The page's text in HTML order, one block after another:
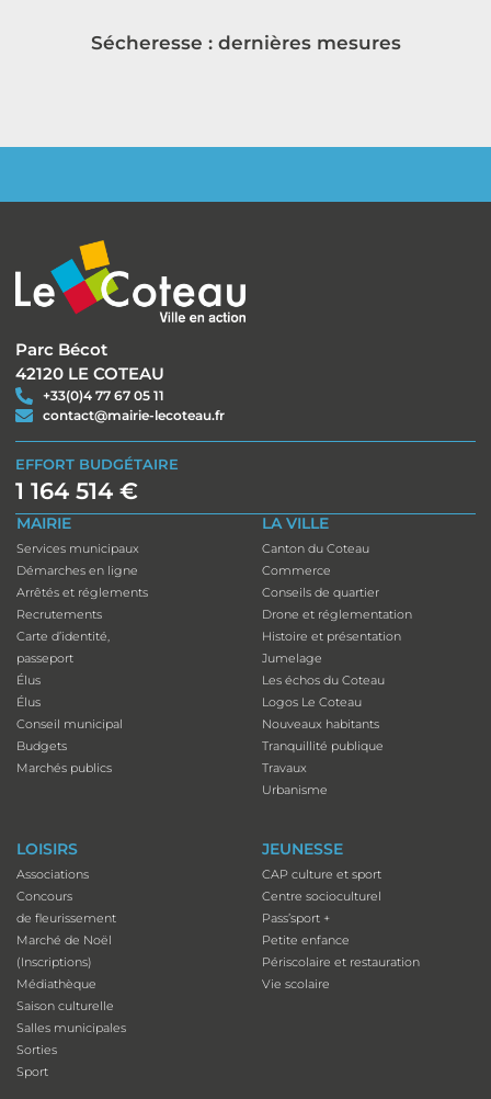
Sécheresse : dernières mesures
Parc Bécot
42120 LE COTEAU
+33(0)4 77 67 05 11
contact@mairie-lecoteau.fr
EFFORT BUDGÉTAIRE
1 164 514 €
MAIRIE
Services municipaux
Démarches en ligne
Arrêtés et réglements
Recrutements
Carte d’identité,
passeport
Élus
Élus
Conseil municipal
Budgets
Marchés publics
LA VILLE
Canton du Coteau
Commerce
Conseils de quartier
Drone et réglementation
Histoire et présentation
Jumelage
Les échos du Coteau
Logos Le Coteau
Nouveaux habitants
Tranquillité publique
Travaux
Urbanisme
LOISIRS
Associations
Concours
de fleurissement
Marché de Noël
(Inscriptions)
Médiathèque
Saison culturelle
Salles municipales
Sorties
Sport
JEUNESSE
CAP culture et sport
Centre socioculturel
Pass’sport +
Petite enfance
Périscolaire et restauration
Vie scolaire